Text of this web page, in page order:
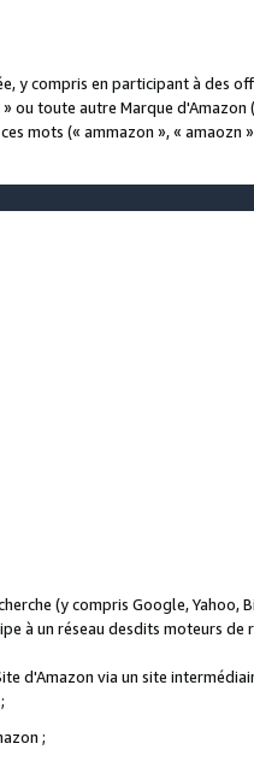
y compris en participant à des
ou toute autre Marque d'Amazon
mots (« ammazon », « amaozn
(y compris Google, Yahoo,
à un réseau desdits moteurs de
d'Amazon via un site
;